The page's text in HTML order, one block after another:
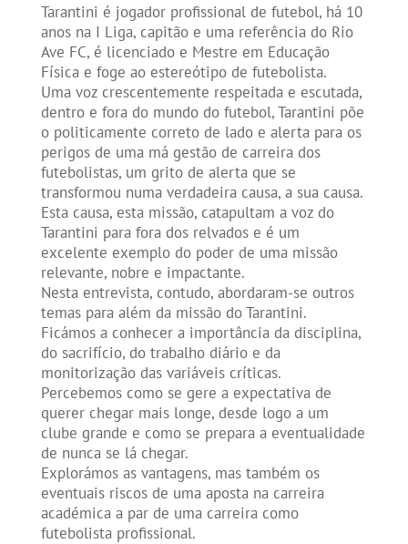
Tarantini é jogador profissional de futebol, há 10
anos na I Liga, capitão e uma referência do Rio
Ave FC, é licenciado e Mestre em Educação
Física e foge ao estereótipo de futebolista.
Uma voz crescentemente respeitada e escutada,
dentro e fora do mundo do futebol, Tarantini põe
o politicamente correto de lado e alerta para os
perigos de uma má gestão de carreira dos
futebolistas, um grito de alerta que se
transformou numa verdadeira causa, a sua causa.
Esta causa, esta missão, catapultam a voz do
Tarantini para fora dos relvados e é um
excelente exemplo do poder de uma missão
relevante, nobre e impactante.
Nesta entrevista, contudo, abordaram-se outros
temas para além da missão do Tarantini.
Ficámos a conhecer a importância da disciplina,
do sacrifício, do trabalho diário e da
monitorização das variáveis críticas.
Percebemos como se gere a expectativa de
querer chegar mais longe, desde logo a um
clube grande e como se prepara a eventualidade
de nunca se lá chegar.
Explorámos as vantagens, mas também os
eventuais riscos de uma aposta na carreira
académica a par de uma carreira como
futebolista profissional.